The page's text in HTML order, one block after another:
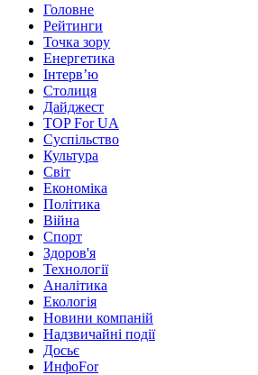
Головне
Рейтинги
Точка зору
Енергетика
Інтерв’ю
Столиця
Дайджест
TOP For UA
Суспiльство
Культура
Світ
Економіка
Політика
Війна
Спорт
Здоров'я
Технології
Аналітика
Екологія
Новини компаній
Надзвичайні події
Досьє
ИнфоFor